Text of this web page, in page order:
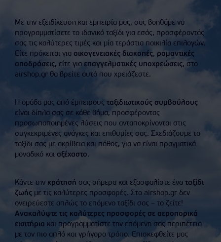
Με την εξειδίκευση και εμπειρία μας, σας βοηθάμε να
προγραμματίσετε το ιδανικό ταξίδι για εσάς, προσφέροντάς
σας τις καλύτερες τιμές και μία τεράστια ποικιλία επιλογών.
Είτε πρόκειται για οικογενειακές διακοπές, ρομαντικές
αποδράσεις, είτε για επαγγελματικές υποχρεώσεις, στο
airshop.gr θα βρείτε αυτό που χρειάζεστε.
Η ομάδα μας από έμπειρους ταξιδιωτικούς συμβούλους
είναι δίπλα σας σε κάθε βήμα, προσφέροντας
προσωποποιημένες λύσεις που ανταποκρίνονται στις
συγκεκριμένες ανάγκες και επιθυμίες σας. Σχεδιάζουμε το
ταξίδι σας με ακρίβεια και πάθος, για να είναι πραγματικά
μοναδικό και αξέχαστο.
Κάντε την κράτησή σας σήμερα και εξασφαλίστε ένα ταξίδι
ζωής με τις καλύτερες προσφορές. Στο airshop.gr δεν
ονειρεύεστε απλώς το επόμενο ταξίδι σας – το ζείτε!
Ανακαλύψτε τις καλύτερες προσφορές σε αεροπορικά
εισιτήρια και προγραμματίστε την επόμενη σας περιπέτεια
με τον πιο απλό και γρήγορο τρόπο. Επισκεφθείτε μας